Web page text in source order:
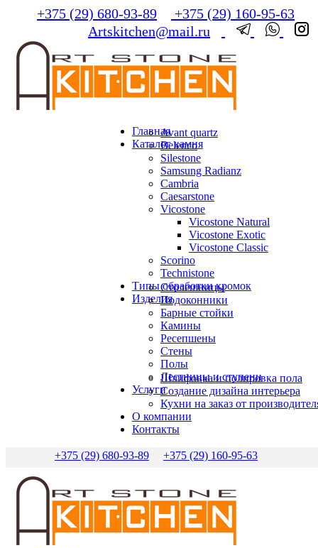
+375 (29) 680-93-89
+375 (29) 160-95-63
Artskitchen@mail.ru
Главная
Каталог камня
Avant quartz
Belenco
Silestone
Samsung Radianz
Сambria
Сaesarstone
Vicostone
Vicostone Natural
Vicostone Exotic
Vicostone Classic
Scorino
Technistone
Типы обработки кромок
Изделия
Столешницы
Подоконники
Барные стойки
Камины
Ресепшены
Стены
Полы
Лестницы и ступени
Услуги
Шлифовка и полировка пола
Создание дизайна интерьера
Кухни на заказ от
О компании
Контакты
+375 (29) 680-93-89 +375 (29) 160-95-63